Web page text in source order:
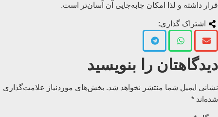
قرار داشته و لذا امکان جابه‌جایی آن آسان‌تر است.
اشتراک گذاری:
دیدگاهتان را بنویسید
نشانی ایمیل شما منتشر نخواهد شد. بخش‌های موردنیاز علامت‌گذاری
شده‌اند *